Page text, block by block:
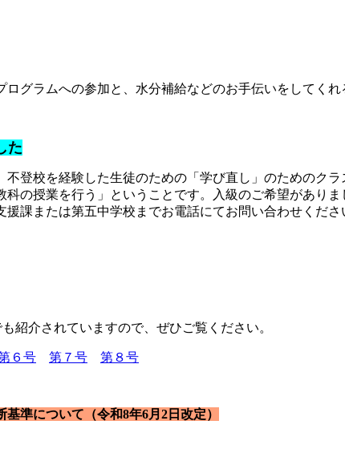
ログラムへの参加と、水分補給などのお手伝いをして
た
登校を経験した生徒のための「学び直し」のためのク
の授業を行う」ということです。入級のご希望があり
課または第五中学校までお電話にてお問い合わせくださ
紹介されていますので、ぜひご覧ください。
６号 第７号 第８号
準について（令和8年6月2日改定）